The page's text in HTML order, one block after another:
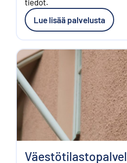
Lue lisää palvelusta